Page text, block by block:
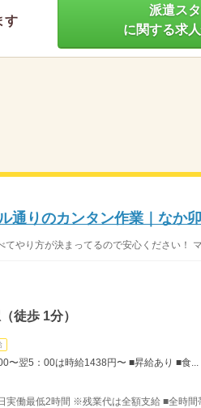
す
派遣ス
に関する求
通りのカンタン作業｜なか卯
やり方が決まってるので安心ください！
徒歩 1分）
〜翌5：00は時給1438円〜 ■昇給あり ■食...
働最低2時間 ※残業代は全額支給 ■全時間